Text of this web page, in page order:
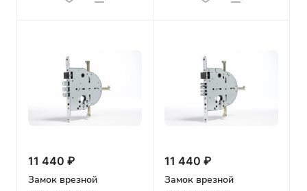
11 440 ₽
Замок врезной
11 440 ₽
Замок врезной